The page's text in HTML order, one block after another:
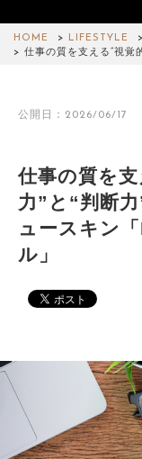
HOME LIFESTYLE
仕事の質を支える“視覚
公開日：2026/06/17
仕事の質を
力”と“判断力
ュースキン
ル」